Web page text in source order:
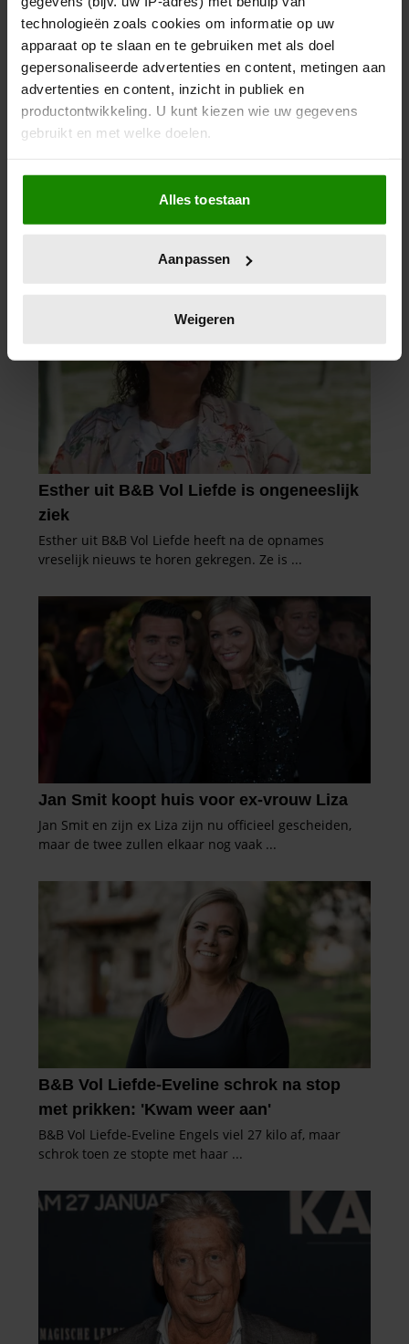
technologieën zoals cookies om informatie op uw
apparaat op te slaan en te gebruiken met als doel
gepersonaliseerde advertenties en content, metingen aan
advertenties en content, inzicht in publiek en
productontwikkeling. U kunt kiezen wie uw gegevens
gebruikt en met welke doelen.
Als u het toestaat, willen we ook graag:
Informatie verzamelen over uw geografische
locatie, die tot een paar meter nauwkeurig kan zijn
scannen op specifieke eigenschappen (fingerprinting)
verwerkt en stel uw voorkeuren in het
intrekken in de Cookieverklaring.
We gebruiken cookies om content en advertenties te
personaliseren, om functies voor social media te bieden
en om ons websiteverkeer te analyseren. Ook delen we
informatie over uw gebruik van onze site met onze
partners voor social media, adverteren en analyse. Deze
partners kunnen deze gegevens combineren met andere
informatie die u aan ze heeft verstrekt of die ze hebben
verzameld op basis van uw gebruik van hun services. U
gebruiken.
Alles toestaan
Aanpassen
Weigeren